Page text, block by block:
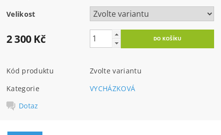
Velikost
2 300 Kč
Kód produktu
Zvolte variantu
Kategorie
VYCHÁZKOVÁ
Dotaz